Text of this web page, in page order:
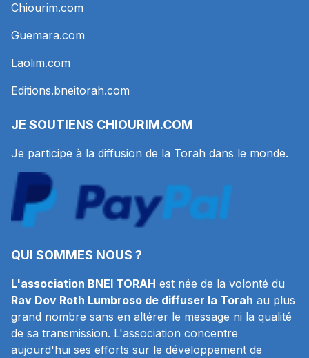
Chiourim.com
Guemara.com
Laolim.com
Editions.bneitorah.com
JE SOUTIENS CHIOURIM.COM
Je participe à la diffusion de la Torah dans le monde.
QUI SOMMES NOUS ?
L'association BNEI TORAH est née de la volonté du
Rav Dov Roth Lumbroso de diffuser la Torah au plus
grand nombre sans en altérer le message ni la qualité
de sa transmission. L'association concentre
aujourd'hui ses efforts sur le développement de